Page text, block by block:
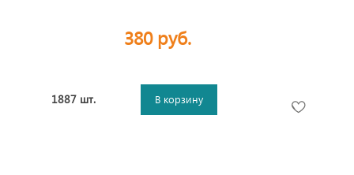
380 руб.
1887 шт. В корзину